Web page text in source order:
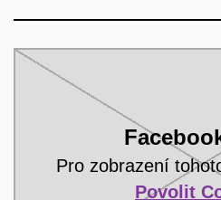
Pro zobrazení
Povolit